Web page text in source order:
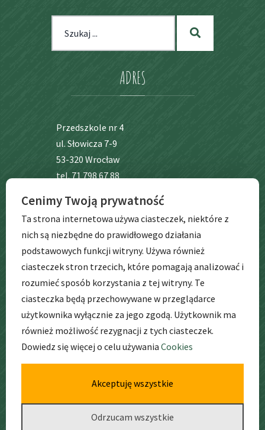
dla:
ADRES
Przedszkole nr 4
ul. Słowicza 7-9
53-320 Wrocław
tel. 71 798 67 88
BIP
GODZINYPRACY
Cenimy Twoją prywatność
Ta strona internetowa używa ciasteczek, niektóre z
nich są niezbędne do prawidłowego działania
podstawowych funkcji witryny. Używa również
ciasteczek stron trzecich, które pomagają analizować i
rozumieć sposób korzystania z tej witryny. Te
ciasteczka będą przechowywane w przeglądarce
użytkownika wyłącznie za jego zgodą. Użytkownik ma
również możliwość rezygnacji z tych ciasteczek.
Dowiedz się więcej o celu używania Cookies
Akceptuję wszystkie
Odrzucam wszystkie